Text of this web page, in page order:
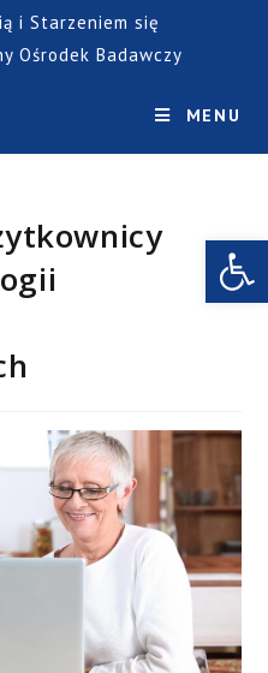
Open toolbar
i Starzeniem się
Ośrodek Badawczy
MENU